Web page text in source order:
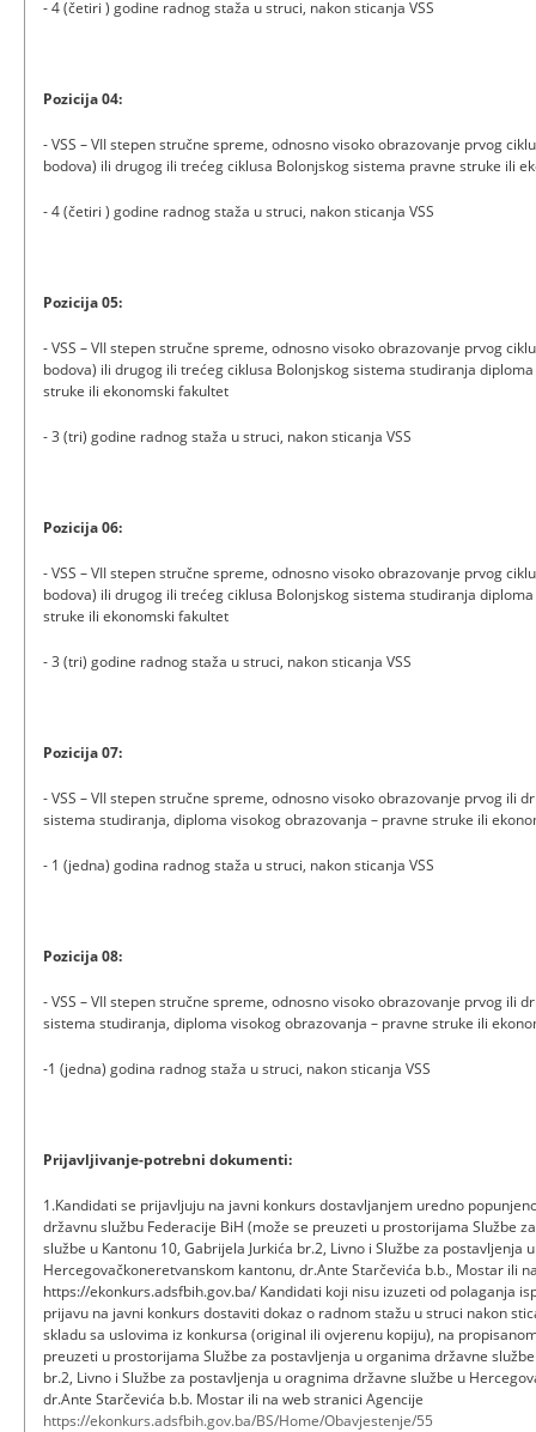
- 4 (četiri ) godine radnog staža u struci, nakon sticanja VSS
Pozicija 04:
- VSS – VII stepen stručne spreme, odnosno visoko obrazovanje prvog
bodova) ili drugog ili trećeg ciklusa Bolonjskog sistema pravne struke ili
- 4 (četiri ) godine radnog staža u struci, nakon sticanja VSS
Pozicija 05:
- VSS – VII stepen stručne spreme, odnosno visoko obrazovanje prvog
bodova) ili drugog ili trećeg ciklusa Bolonjskog sistema studiranja
struke ili ekonomski fakultet
- 3 (tri) godine radnog staža u struci, nakon sticanja VSS
Pozicija 06:
- VSS – VII stepen stručne spreme, odnosno visoko obrazovanje prvog
bodova) ili drugog ili trećeg ciklusa Bolonjskog sistema studiranja
struke ili ekonomski fakultet
- 3 (tri) godine radnog staža u struci, nakon sticanja VSS
Pozicija 07:
- VSS – VII stepen stručne spreme, odnosno visoko obrazovanje prvog ili
sistema studiranja, diploma visokog obrazovanja – pravne struke ili
- 1 (jedna) godina radnog staža u struci, nakon sticanja VSS
Pozicija 08:
- VSS – VII stepen stručne spreme, odnosno visoko obrazovanje prvog ili
sistema studiranja, diploma visokog obrazovanja – pravne struke ili
-1 (jedna) godina radnog staža u struci, nakon sticanja VSS
Prijavljivanje-potrebni dokumenti:
1.Kandidati se prijavljuju na javni konkurs dostavljanjem uredno
državnu službu Federacije BiH (može se preuzeti u prostorijama Službe
službe u Kantonu 10, Gabrijela Jurkića br.2, Livno i Službe za postavljenja
Hercegovačkoneretvanskom kantonu, dr.Ante Starčevića b.b., Mostar ili
https://ekonkurs.adsfbih.gov.ba/ Kandidati koji nisu izuzeti od polaganja
prijavu na javni konkurs dostaviti dokaz o radnom stažu u struci nakon
skladu sa uslovima iz konkursa (original ili ovjerenu kopiju), na
preuzeti u prostorijama Službe za postavljenja u organima državne
br.2, Livno i Službe za postavljenja u oragnima državne službe u
dr.Ante Starčevića b.b. Mostar ili na web stranici Agencije
https://ekonkurs.adsfbih.gov.ba/BS/Home/Obavjestenje/55